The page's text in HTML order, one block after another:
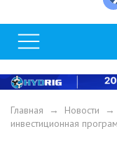
Главная → Новости →
инвестиционная